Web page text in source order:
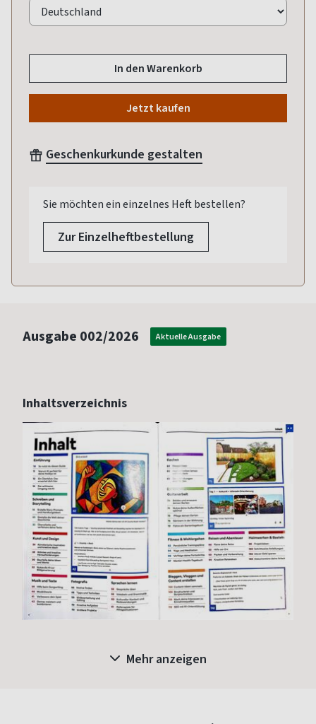
In den Warenkorb
Jetzt kaufen
Geschenkurkunde gestalten
Sie möchten ein einzelnes Heft bestellen?
Zur Einzelheftbestellung
Ausgabe 002/2026 Aktuelle Ausgabe
Inhaltsverzeichnis
Mehr anzeigen